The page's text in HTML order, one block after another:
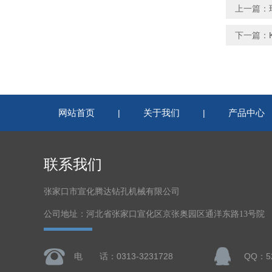
上一篇：
下一篇：
网站首页 | 关于我们 | 产品中心
联系我们
张家口市宣化腾达钻孔机械有限公司
公司地址：河北省张家口宣化区京张奥园区通洋东路13号院
电 话：0313-3231728 QQ：